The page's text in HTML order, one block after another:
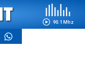
90.1 Mhz